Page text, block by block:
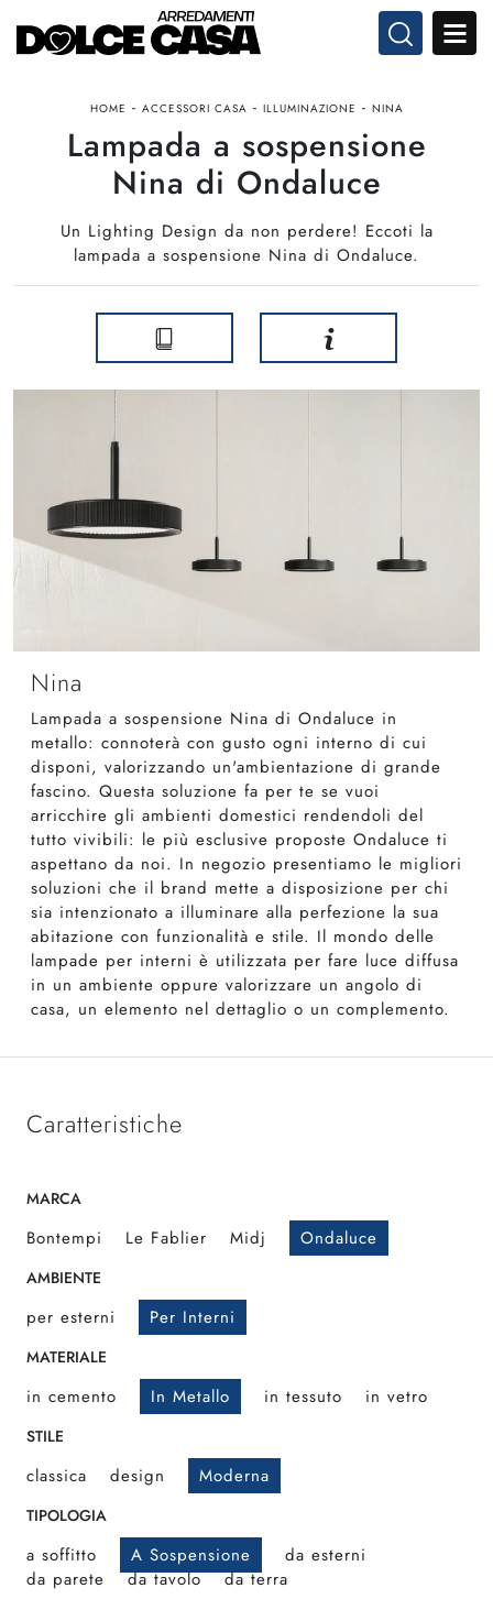
HOME - ACCESSORI CASA - ILLUMINAZIONE - NINA
Lampada a sospensione
Nina di Ondaluce
Un Lighting Design da non perdere! Eccoti la
lampada a sospensione Nina di Ondaluce.
Nina
Lampada a sospensione Nina di Ondaluce in
metallo: connoterà con gusto ogni interno di cui
disponi, valorizzando un'ambientazione di grande
fascino. Questa soluzione fa per te se vuoi
arricchire gli ambienti domestici rendendoli del
tutto vivibili: le più esclusive proposte Ondaluce ti
aspettano da noi. In negozio presentiamo le migliori
soluzioni che il brand mette a disposizione per chi
sia intenzionato a illuminare alla perfezione la sua
abitazione con funzionalità e stile. Il mondo delle
lampade per interni è utilizzata per fare luce diffusa
in un ambiente oppure valorizzare un angolo di
casa, un elemento nel dettaglio o un complemento.
Caratteristiche
MARCA
Bontempi Le Fablier Midj Ondaluce
AMBIENTE
per esterni Per Interni
MATERIALE
in cemento In Metallo in tessuto in vetro
STILE
classica design Moderna
TIPOLOGIA
a soffitto A Sospensione
da esterni
da parete
da tavolo da terra